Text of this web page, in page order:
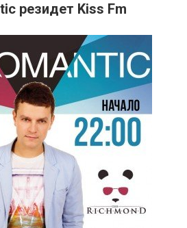
резидет Kiss Fm